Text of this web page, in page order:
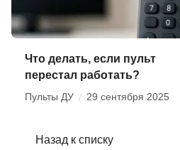
Что делать, если пульт
перестал работать?
Пульты ДУ / 29 сентября 2025
Назад к списку